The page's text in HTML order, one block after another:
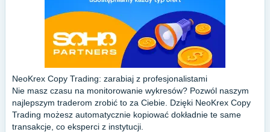
NeoKrex Copy Trading: zarabiaj z profesjonalistami
Nie masz czasu na monitorowanie wykresów? Pozwól naszym
najlepszym traderom zrobić to za Ciebie. Dzięki NeoKrex Copy
Trading możesz automatycznie kopiować dokładnie te same
transakcje, co eksperci z instytucji.